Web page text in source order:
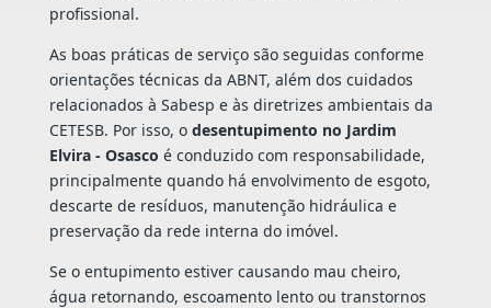
profissional.
As boas práticas de serviço são seguidas conforme
orientações técnicas da ABNT, além dos cuidados
relacionados à Sabesp e às diretrizes ambientais da
CETESB. Por isso, o desentupimento no Jardim
Elvira - Osasco é conduzido com responsabilidade,
principalmente quando há envolvimento de esgoto,
descarte de resíduos, manutenção hidráulica e
preservação da rede interna do imóvel.
Se o entupimento estiver causando mau cheiro,
água retornando, escoamento lento ou transtornos